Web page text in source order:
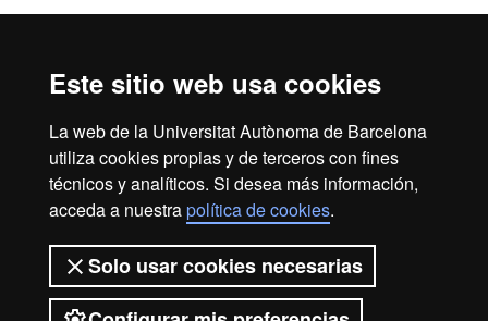
Este sitio web usa cookies
La web de la Universitat Autònoma de Barcelona
utiliza cookies propias y de terceros con fines
técnicos y analíticos. Si desea más información,
acceda a nuestrapolítica de cookies.
Solo usar cookies necesarias
HR
in
Inicio Aviso legal
Política de privacidad
Protección de datos Sobre la web
Somos una universidad líder que imparte una docencia de
calidad, diversificada, multidisciplinaria y flexible, adecuada
a las necesidades de la sociedad y adaptada a los nuevos